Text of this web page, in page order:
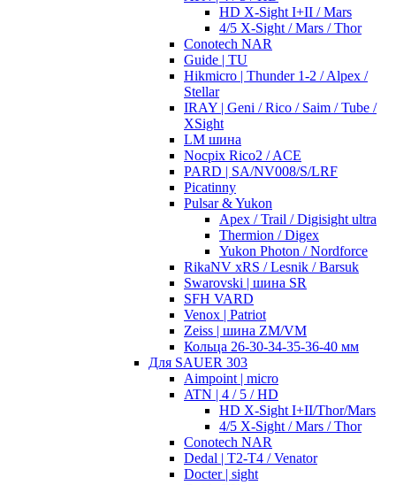
HD X-Sight I+II / Mars
4/5 X-Sight / Mars / Thor
Conotech NAR
Guide | TU
Hikmicro | Thunder 1-2 / Alpex /
Stellar
IRAY | Geni / Rico / Saim / Tube /
XSight
LM шина
Nocpix Rico2 / ACE
PARD | SA/NV008/S/LRF
Picatinny
Pulsar & Yukon
Apex / Trail / Digisight ultra
Thermion / Digex
Yukon Photon / Nordforce
RikaNV xRS / Lesnik / Barsuk
Swarovski | шина SR
SFH VARD
Venox | Patriot
Zeiss | шина ZM/VM
Кольца 26-30-34-35-36-40 мм
Для SAUER 303
Aimpoint | micro
ATN | 4 / 5 / HD
HD X-Sight I+II/Thor/Mars
4/5 X-Sight / Mars / Thor
Conotech NAR
Dedal | T2-T4 / Venator
Docter | sight